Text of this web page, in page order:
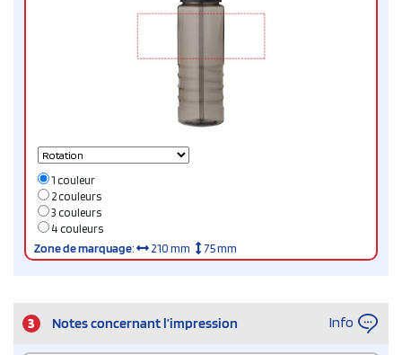
1 couleur
2 couleurs
3 couleurs
4 couleurs
Zone de marquage: 210 mm 75 mm
3 Notes concernant l’impression Info